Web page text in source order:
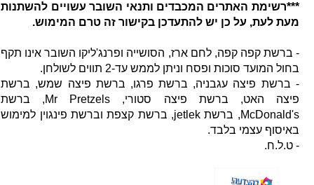
***רשימת האתרים המכבדים ותנאי השובר עשויים להשתנות
מעת לעת, על כן יש להתעדכן בקישור זה טרם המימוש.
- ברשת קפה קפה, לחם ארז, הסושייה ופרנג'ליקו השובר אינו תקף
בחול המועד סוכות ופסח וניתן לממש עד-2 תווים לשולחן.
- ברשת פיצה עגבניה, ברשת פרגו, ברשת פיצה שמש, ברשת
פיצה האט, ברשת פיצה סטורי, Mr Pretzels, ברשת
McDonald's, ברשת jetlek, ברשת קצפת וברשת פינגוין למימוש
באיסוף עצמי בלבד.
- ט.ל.ח.